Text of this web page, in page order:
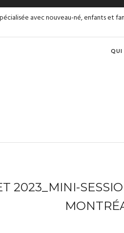
QUI
2023_MINI-